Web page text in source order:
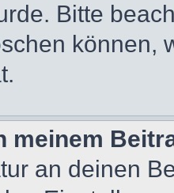
Bitte
können,
meinem
an deinen